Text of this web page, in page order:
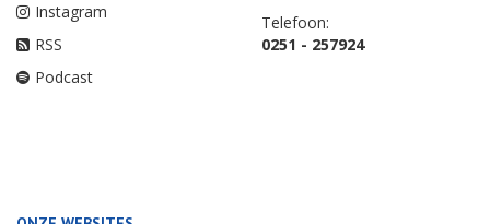
Instagram
RSS
Podcast
Telefoon:
0251 - 257924